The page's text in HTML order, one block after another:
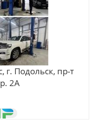
г. Подольск, пр-т
2А